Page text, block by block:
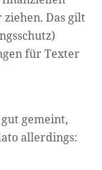
Das gilt
für Texter
gemeint,
allerdings: